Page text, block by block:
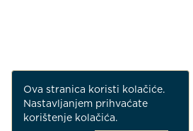
Ova stranica koristi kolačiće.
Nastavljanjem prihvaćate
korištenje kolačića.